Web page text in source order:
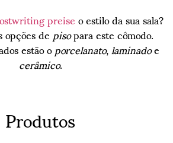
preiseo estilo da sua sala?
depisopara este cômodo.
estão oporcelanato,laminadoe
cerâmico.
Produtos